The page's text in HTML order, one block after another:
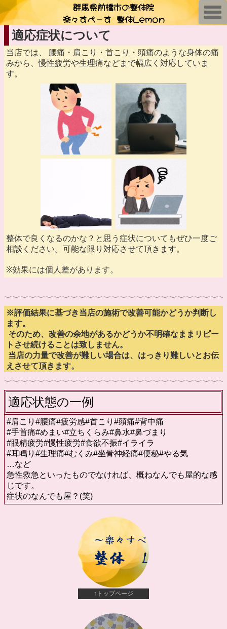
群馬県前橋市の整体院
楽々すぺーす 整体Lemon
適応症状について
当店では、 腰痛・肩こり・首こり・頭痛のような身体の痛
みから、慢性疲労や生理痛などまで幅広く対応していま
す。
整体で良くなるのかな？と思う症状についてもぜひ一度ご
相談ください。可能な限り対応させて頂きます。
※効果には個人差があります。
※評価結果に基づき当店の施術で改善可能かどうか判断し
ます。
そのため、改善の余地があるかどうか不明確なままリピー
トさせ続けることは致しません。
当店の力量で改善が難しい場合は、はっきり難しいとお伝
えさせて頂きます。
適応状態の一例
#肩こり#腰痛#疲労感#首こり#頭痛#背中痛
#手首痛#めまい#立ちくらみ#鼻水#鼻づまり
#眼精疲労#慢性疲労#食欲不振#イライラ
#耳鳴り#生理痛#むくみ#坐骨神経痛#便秘#やる気
…など
急性救急といったものでなければ、概ねなんでも屋的な感
じです。
症状のなんでも屋？(笑)
↑トップページ
T
o
g
e
n